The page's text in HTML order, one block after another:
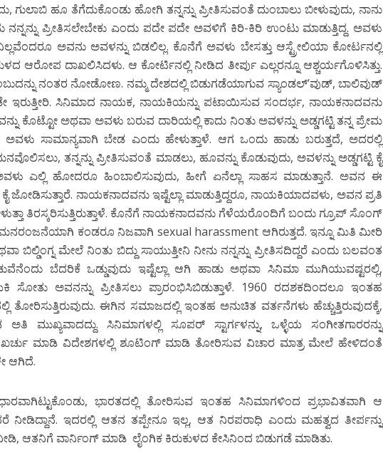
ಹೂ ತೆಗೆದುಕೊಂಡು ಹೋಗಿ ತನ್ನನ್ನು ಪ್ರೀತಿಸುವಂತೆ ದುಂಬಾಲು ಬೀಳುವುದು, ನಾನು
ನನ್ನನ್ನು ಪ್ರೀತಿಸಲೇಬೇಕು ಎಂದು ಪದೇ ಪದೇ ಅವಳಿಗೆ ಕಿರಿ-ಕಿರಿ ಉಂಟು ಮಾಡುತ್ತಿದ್ದ. ಅವಳು
ಅವನು ಅವಳನ್ನು ಬಿಡಲಿಲ್ಲ. ಕೊನೆಗೆ ಅವಳು ಬೇಸತ್ತು ಆಸ್ಟ್ರೇಲಿಯಾ ಕೋರ್ಟನಲ್ಲಿ
ಆರೋಪ ದಾಖಲಿಸಿದಳು. ಆ ಕೋರ್ಟಿನಲ್ಲಿ ನೀಡಿದ ತೀರ್ಪು ಎಲ್ಲರನ್ನೂ ಆಶ್ಚರ್ಯಗೊಳಿಸಿತ್ತು.
ನಂತರ ನೋಡೋಣ. ನಮ್ಮ ದೇಶದಲ್ಲಿ ಬಿಡುಗಡೆಯಾಗುವ ಸ್ಯಾಂಡಲ್’ವುಡ್, ಬಾಲಿವುಡ್
ಇರುತ್ತೀರಿ. ಸಿನಿಮಾದ ನಾಯಕ, ನಾಯಕಿಯನ್ನು ಪಟಾಯಿಸುವ ಸಂದರ್ಭ, ನಾಯಕನಾದವನು
ಕೊಟ್ಟೋ ಅಥವಾ ಅವಳು ಬರುವ ದಾರಿಯಲ್ಲಿ ಕಾದು ನಿಂತು ಅವಳನ್ನು ಅಡ್ಡಗಟ್ಟಿ ತನ್ನ ಪ್ರೇಮ
ಅವಳು ಸಾಮಾನ್ಯವಾಗಿ ಬೇಡ ಎಂದು ಹೇಳುತ್ತಾಳೆ. ಆಗ ಒಂದು ಹಾಡು ಬರುತ್ತದೆ, ಅದರಲ್ಲಿ
ತನ್ನನ್ನು ಪ್ರೀತಿಸುವಂತೆ ಮಾಡಲು, ಹೂವನ್ನು ಕೊಡುವುದು, ಅವಳನ್ನು ಅಡ್ಡಗಟ್ಟಿ ಕೈ
ಎಲ್ಲಿ ಹೋದರೂ ಹಿಂಬಾಲಿಸುವುದು, ಹೀಗೆ ಏನೆಲ್ಲಾ ಸಾಹಸ ಮಾಡುತ್ತಾನೆ. ಅವನ ಈ
ಜೋಡಿಸುತ್ತಾರೆ. ನಾಯಕನಾದವನು ಇಷ್ಟೆಲ್ಲಾ ಮಾಡುತ್ತಿದ್ದರೂ, ನಾಯಕಿಯಾದವಳು, ಅವನ ಪ್ರತಿ
ತಿರಸ್ಕರಿಸುತ್ತಿರುತ್ತಾಳೆ. ಕೊನೆಗೆ ನಾಯಕನಾದವನು ಗೆಳೆಯರೊಂದಿಗೆ ಬಂದು ಗ್ರೂಪ್ ಸೊಂಗ್
ಮನರಂಜನೆಯಾಗಿ ಕಂಡರೂ ನಿಜವಾಗಿ sexual harassment ಆಗಿರುತ್ತದೆ. ಇನ್ನೂ ಮಿತಿ ಮೀರಿ
ಬಿಲ್ಡಿಂಗ್ನ ಮೇಲೆ ನಿಂತು ಬಿದ್ದು ಸಾಯುತ್ತೀನಿ ನೀನು ನನ್ನನ್ನು ಪ್ರೀತಿಸದಿದ್ದರೆ ಎಂದು ಬಲವಂತ
ಬೆದರಿಕೆ ಒಡ್ಡುವುದು ಇಷ್ಟೆಲ್ಲಾ ಆಗಿ ಹಾಡು ಅಥವಾ ಸಿನಿಮಾ ಮುಗಿಯುವಷ್ಟರಲ್ಲಿ,
ಸೋತು ಅವನನ್ನು ಪ್ರೀತಿಸಲು ಪ್ರಾರಂಭಿಸಿಬಿಡುತ್ತಾಳೆ. 1960 ರದಶಕದಿಂದಲೂ ಇಂತಹ
ತೋರಿಸುತ್ತಿರುವುದು. ಈಗಿನ ಸಮಾಜದಲ್ಲಿ ಇಂತಹ ಅನುಚಿತ ವರ್ತನೆಗಳು ಹೆಚ್ಚುತ್ತಿರುವುದಕ್ಕೆ,
ಮುಖ್ಯವಾದದ್ದು. ಸಿನಿಮಾಗಳಲ್ಲಿ ಸೂಪರ್ ಸ್ಟಾರ್ಗಳನ್ನು, ಒಳ್ಳೆಯ ಸಂಗೀತಗಾರರನ್ನು
ಖರ್ಚು ಮಾಡಿ ವಿದೇಶಗಳಲ್ಲಿ ಶೂಟಿಂಗ್ ಮಾಡಿ ತೋರಿಸುವ ವಿಚಾರ ಮಾತ್ರ ಮೇಲೆ ಹೇಳಿದಂತೆ
ಆಗಿದೆ.
ಭಾರತದಲ್ಲಿ ತೋರಿಸುವ ಇಂತಹ ಸಿನಿಮಾಗಳಿಂದ ಪ್ರಭಾವಿತವಾಗಿ ಆ
ಇದರಲ್ಲಿ ಆತನ ತಪ್ಪೇನೂ ಇಲ್ಲ, ಆತ ನಿರಪರಾಧಿ ಎಂದು ಮಹತ್ವದ ತೀರ್ಪನ್ನು
ಆತನಿಗೆ ವಾರ್ನಿಂಗ್ ಮಾಡಿ ಲೈಂಗಿಕ ಕಿರುಕುಳದ ಕೇಸಿನಿಂದ ಬಿಡುಗಡೆ ಮಾಡಿತು.